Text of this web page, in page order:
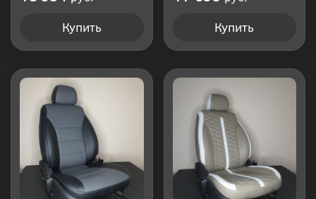
Купить Купить